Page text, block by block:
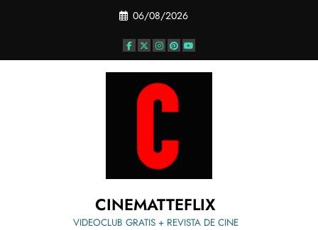
06/08/2026
CINEMATTEFLIX
VIDEOCLUB GRATIS + REVISTA DE CINE